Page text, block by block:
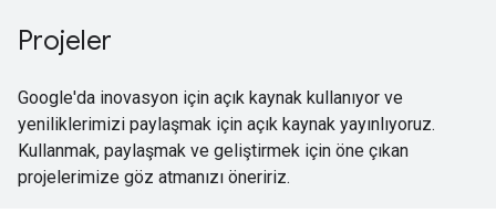
Projeler
Google'da inovasyon için açık kaynak kullanıyor ve
yeniliklerimizi paylaşmak için açık kaynak yayınlıyoruz.
Kullanmak, paylaşmak ve geliştirmek için öne çıkan
projelerimize göz atmanızı öneririz.